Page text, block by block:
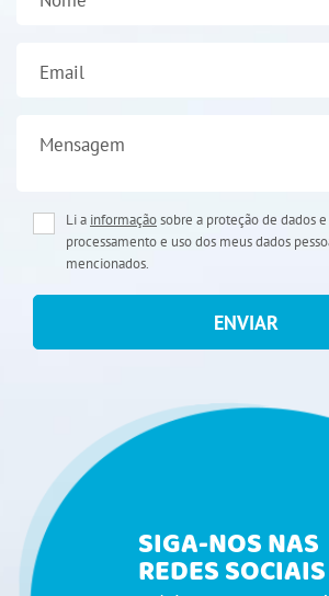
Email
Mensagem
Li a informaçãosobre a proteção de dados
processamento e uso dos meus dados
mencionados.
ENVIAR
SIGA-NOS NAS
REDES SOCIAIS